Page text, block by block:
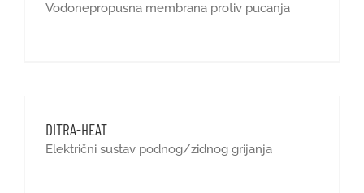
Vodonepropusna membrana protiv pucanja
DITRA-HEAT
Električni sustav podnog/zidnog grijanja